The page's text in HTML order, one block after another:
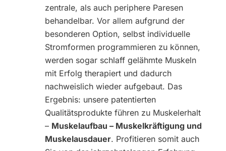
zentrale, als auch periphere Paresen
behandelbar. Vor allem aufgrund der
besonderen Option, selbst individuelle
Stromformen programmieren zu können,
werden sogar schlaff gelähmte Muskeln
mit Erfolg therapiert und dadurch
nachweislich wieder aufgebaut. Das
Ergebnis: unsere patentierten
Qualitätsprodukte führen zu Muskelerhalt
– Muskelaufbau – Muskelkräftigung und
Muskelausdauer. Profitieren somit auch